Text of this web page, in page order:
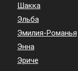
Шакка
Эльба
Эмилия-Романья
Энна
Эриче